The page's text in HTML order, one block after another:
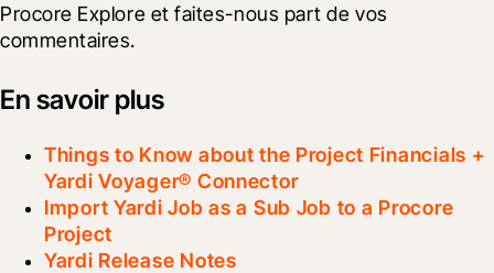
Procore Explore et faites-nous part de vos
commentaires.
En savoir plus
Things to Know about the Project Financials +
Yardi Voyager® Connector
Import Yardi Job as a Sub Job to a Procore
Project
Yardi Release Notes